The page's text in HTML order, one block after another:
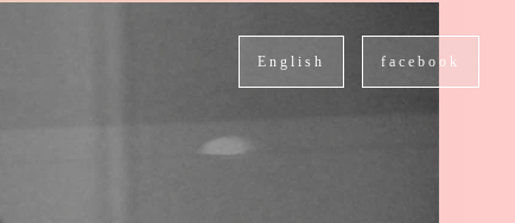
facebook
English